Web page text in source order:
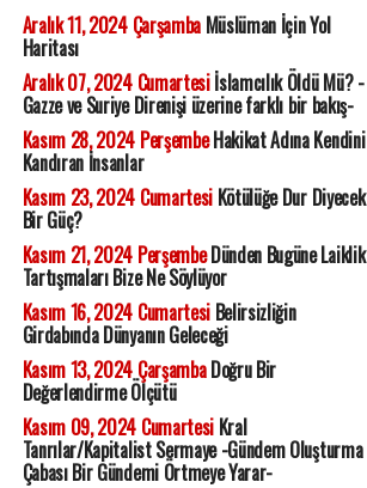
Aralık 11, 2024 ÇarşambaMüslüman İçin Yol
Haritası
Aralık 07, 2024 Cumartesiİslamcılık Öldü Mü? -
Gazze ve Suriye Direnişi üzerine farklı bir bakış-
Kasım 28, 2024 PerşembeHakikat Adına Kendini
Kandıran İnsanlar
Kasım 23, 2024 CumartesiKötülüğe Dur Diyecek
Bir Güç?
Kasım 21, 2024 PerşembeDünden Bugüne Laiklik
Tartışmaları Bize Ne Söylüyor
Kasım 16, 2024 CumartesiBelirsizliğin
Girdabında Dünyanın Geleceği
Kasım 13, 2024 ÇarşambaDoğru Bir
Değerlendirme Ölçütü
Kasım 09, 2024 CumartesiKral
Tanrılar/Kapitalist Sermaye -Gündem Oluşturma
Çabası Bir Gündemi Örtmeye Yarar-